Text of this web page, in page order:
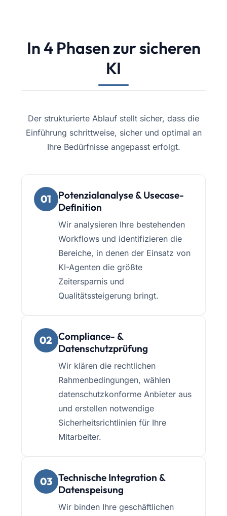
In 4 Phasen zur sicheren
KI
Der strukturierte Ablauf stellt sicher, dass die
Einführung schrittweise, sicher und optimal an
Ihre Bedürfnisse angepasst erfolgt.
01
Potenzialanalyse & Usecase-
Definition
Wir analysieren Ihre bestehenden
Workflows und identifizieren die
Bereiche, in denen der Einsatz von
KI-Agenten die größte
Zeitersparnis und
Qualitätssteigerung bringt.
02 Compliance- &
Datenschutzprüfung
Wir klären die rechtlichen
Rahmenbedingungen, wählen
datenschutzkonforme Anbieter aus
und erstellen notwendige
Sicherheitsrichtlinien für Ihre
Mitarbeiter.
03 Technische Integration &
Datenspeisung
Wir binden Ihre geschäftlichen